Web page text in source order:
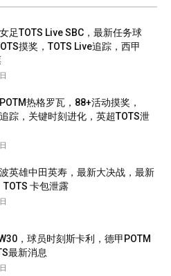
足TOTS Live SBC，最新任务球
摸奖，TOTS Live追踪，西甲
热格罗瓦，88+活动摸奖，
踪，关键时刻进化，英超TOTS泄
英雄中田英寿，最新大决战，最新
卡包泄露
，球员时刻斯卡利，德甲POTM
最新消息